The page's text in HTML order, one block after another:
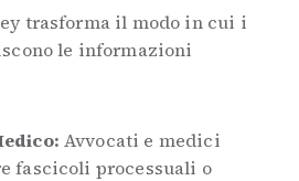
trasforma il modo in cui i
le informazioni
Avvocati e medici
fascicoli processuali o